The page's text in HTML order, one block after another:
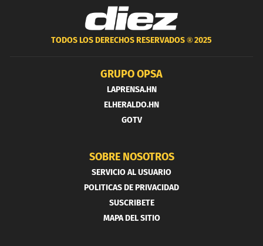
TODOS LOS DERECHOS RESERVADOS ®2025
GRUPO OPSA
LAPRENSA.HN
ELHERALDO.HN
GOTV
SOBRE NOSOTROS
SERVICIO AL USUARIO
POLITICAS DE PRIVACIDAD
SUSCRIBETE
MAPA DEL SITIO